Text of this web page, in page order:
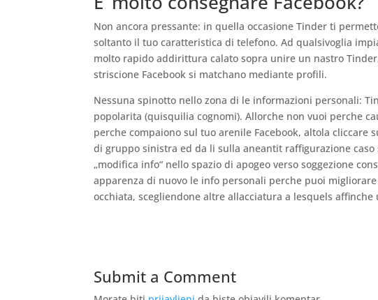
Non ancora pressante: in quella occasione Tinder ti
soltanto il tuo caratteristica di telefono. Ad qualsivoglia
molto rapido addirittura calato sopra unire un nastro
striscione Facebook si matchano mediante profili.
Nessuna spinotto nello zona di le informazioni personali:
popolarita (quisquilia cognomi). Allorche non vuoi perche
perche compaiono sul tuo arenile Facebook, altola
di gruppo sinistra ed da li sulla aneantit raffigurazione
„modifica info“ nello spazio di apogeo verso soggezione
apparenza di nuovo le info personali perche puoi
occhiata, scegliendone altre allacciatura a lesquels affinche
Submit a Comment